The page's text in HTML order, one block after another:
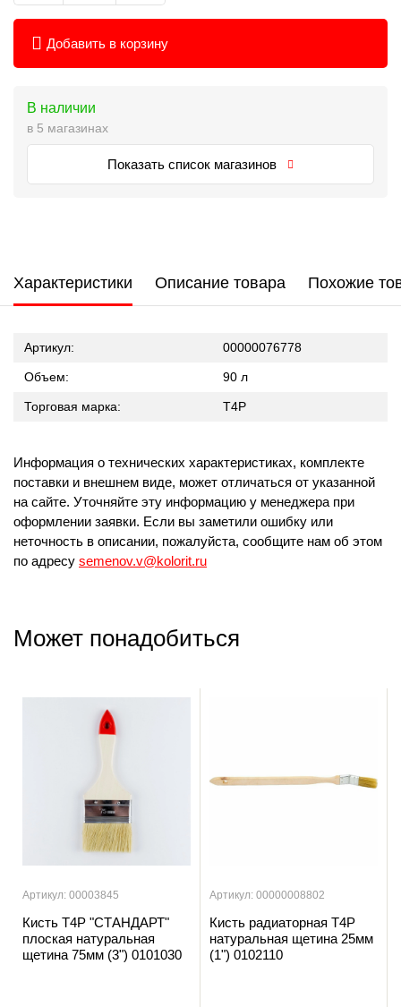
Добавить в корзину
В наличии
в 5 магазинах
Показать список магазинов
Характеристики Описание товара Похожие
Артикул: 00000076778
Объем: 90 л
Торговая марка: T4P
Информация о технических характеристиках, комплекте
поставки и внешнем виде, может отличаться от указанной
на сайте. Уточняйте эту информацию у менеджера при
оформлении заявки. Если вы заметили ошибку или
неточность в описании, пожалуйста, сообщите нам об этом
по адресу semenov.v@kolorit.ru
Может понадобиться
Артикул: 00003845
Кисть T4P "СТАНДАРТ"
плоская натуральная
щетина 75мм (3") 0101030
Артикул: 00000008802
Кисть радиаторная T4P
натуральная щетина 25мм
(1") 0102110